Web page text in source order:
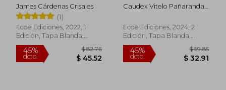
James Cárdenas Grisales
(1)
Ecoe Ediciones, 2022, 1
Edición, Tapa Blanda,
Nuevo
Caudex Vitelo Pañaranda
Ecoe Ediciones, 2024, 2
Edición, Tapa Blanda,
Nuevo